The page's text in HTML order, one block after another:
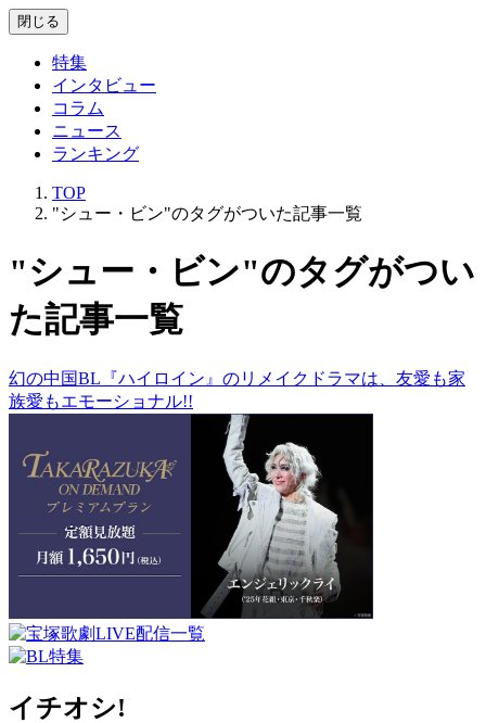
閉じる
特集
インタビュー
コラム
ニュース
ランキング
TOP
"シュー・ビン"のタグがついた記事一覧
"シュー・ビン"のタグがつい
た記事一覧
幻の中国BL『ハイロイン』のリメイクドラマは、友愛も家
族愛もエモーショナル!!
イチオシ!